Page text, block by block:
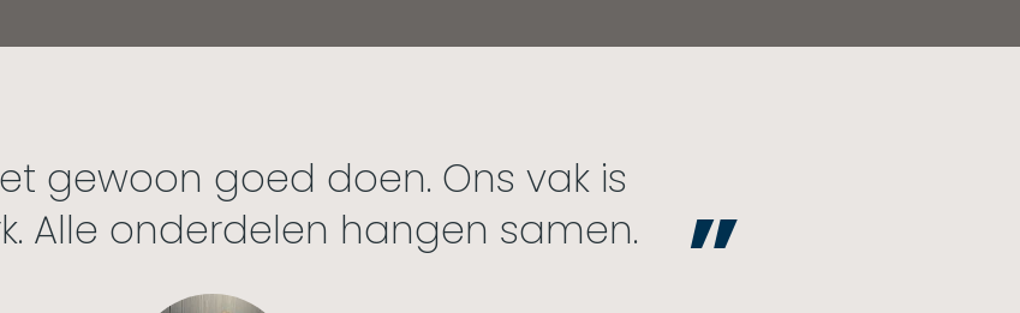
gewoon goed doen. Ons vak is
Alle onderdelen hangen samen.